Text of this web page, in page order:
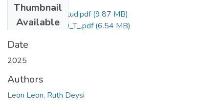
Thumbnail
Available
Grado de Similitud.pdf(9.87 MB)
T036_75866950_T_.pdf(6.54 MB)
Date
2025
Authors
Leon Leon, Ruth Deysi